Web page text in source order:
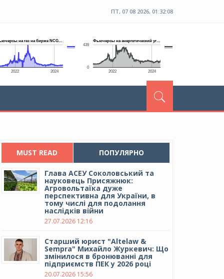
ПТ, 07 08 2026, 01:32:09
MUST READ ПОПУЛЯРНО
Глава АСЕУ Соколовський та
науковець Присяжнюк:
Агровольтаїка дуже
перспективна для України, в
тому числі для подолання
наслідків війни
27.07.2026 12:16
Cтарший юрист "Altelaw &
Sempra" Михайло Журкевич: Що
змінилося в бронюванні для
підприємств ПЕК у 2026 році
20.07.2026 15:56